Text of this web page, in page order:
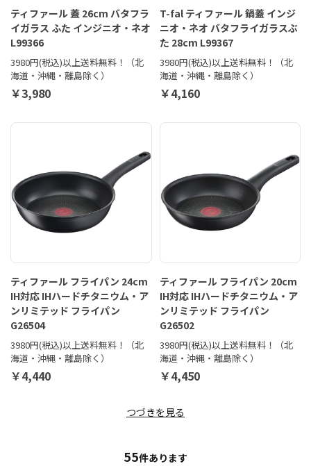
ティファール 蓋 26cm バタフラ
イガラス ふた インジニオ・ネオ
L99366
3980円(税込)以上送料無料！（北
海道・沖縄・離島除く）
￥3,980
T-fal ティファール 鍋蓋 インジ
ニオ・ネオ バタフライガラスぶ
た 28cm L99367
3980円(税込)以上送料無料！（北
海道・沖縄・離島除く）
￥4,160
ティファール フライパン 24cm
IH対応 IHハードチタニウム・ア
ンリミテッド フライパン
G26504
3980円(税込)以上送料無料！（北
海道・沖縄・離島除く）
￥4,440
ティファール フライパン 20cm
IH対応 IHハードチタニウム・ア
ンリミテッド フライパン
G26502
3980円(税込)以上送料無料！（北
海道・沖縄・離島除く）
￥4,450
つづきを見る
55件あります